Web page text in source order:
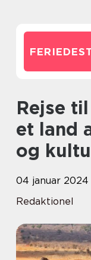
Rejse til Libanon: Oplev
et land
og
04 januar 2024
Redaktionel